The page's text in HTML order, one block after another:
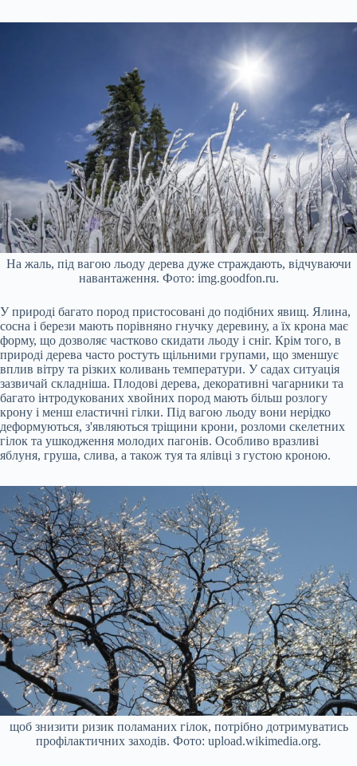
На жаль, під вагою льоду дерева дуже страждають, відчуваючи
навантаження. Фото: img.goodfon.ru.
У природі багато пород пристосовані до подібних явищ. Ялина,
сосна і берези мають порівняно гнучку деревину, а їх крона має
форму, що дозволяє частково скидати льоду і сніг. Крім того, в
природі дерева часто ростуть щільними групами, що зменшує
вплив вітру та різких коливань температури. У садах ситуація
зазвичай складніша. Плодові дерева, декоративні чагарники та
багато інтродукованих хвойних пород мають більш розлогу
крону і менш еластичні гілки. Під вагою льоду вони нерідко
деформуються, з'являються тріщини крони, розломи скелетних
гілок та ушкодження молодих пагонів. Особливо вразливі
яблуня, груша, слива, а також туя та ялівці з густою кроною.
щоб знизити ризик поламаних гілок, потрібно дотримуватись
профілактичних заходів. Фото: upload.wikimedia.org.